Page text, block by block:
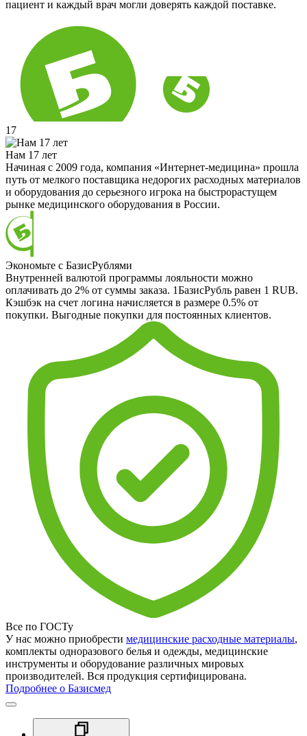
пациент и каждый врач могли доверять каждой поставке.
17
Нам 17 лет
Начиная с 2009 года, компания «Интернет-медицина» прошла
путь от мелкого поставщика недорогих расходных материалов
и оборудования до серьезного игрока на быстрорастущем
рынке медицинского оборудования в России.
Экономьте с БазисРублями
Внутренней валютой программы лояльности можно
оплачивать до 2% от суммы заказа. 1БазисРубль равен 1 RUB.
Кэшбэк на счет логина начисляется в размере 0.5% от
покупки. Выгодные покупки для постоянных клиентов.
Все по ГОСТу
У нас можно приобрести медицинские расходные материалы,
комплекты одноразового белья и одежды, медицинские
инструменты и оборудование различных мировых
производителей. Вся продукция сертифицирована.
Подробнее о Базисмед